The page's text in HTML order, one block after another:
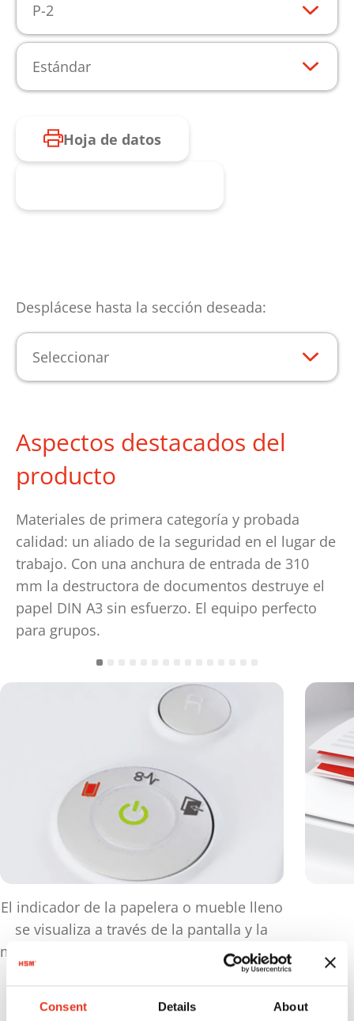
Consent Details About
P-2
Estándar
Hoja de datos
Desplácese hasta la sección deseada:
Seleccionar
Aspectos destacados del
producto
Materiales de primera categoría y probada
calidad: un aliado de la seguridad en el lugar de
trabajo. Con una anchura de entrada de 310
mm la destructora de documentos destruye el
papel DIN A3 sin esfuerzo. El equipo perfecto
para grupos.
El indicador de la papelera o mueble lleno
se visualiza a través de la pantalla y la
máquina se desconecta automáticamente.